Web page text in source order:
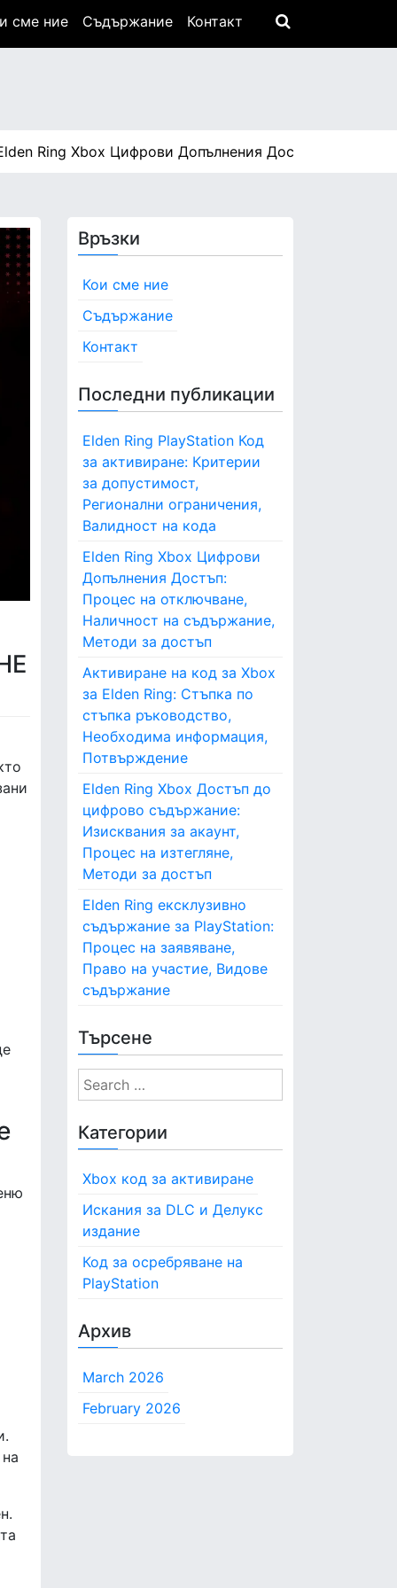
сме ние Съдържание Контакт
Xbox Цифрови Допълнения Достъп: Процес на
Връзки
Кои сме ние
Съдържание
Контакт
Последни публикации
Elden Ring PlayStation Код
за активиране: Критерии
за допустимост,
Регионални ограничения,
Валидност на кода
Elden Ring Xbox Цифрови
Допълнения Достъп:
Процес на отключване,
Наличност на съдържание,
Методи за достъп
Активиране на код за Xbox
за Elden Ring: Стъпка по
стъпка ръководство,
Необходима информация,
Потвърждение
Elden Ring Xbox Достъп до
цифрово съдържание:
Изисквания за акаунт,
Процес на изтегляне,
Методи за достъп
Elden Ring ексклузивно
съдържание за PlayStation:
Процес на заявяване,
Право на участие, Видове
съдържание
Търсене
S
e
a
r
h
o
Категории
Xbox код за активиране
Искания за DLC и Делукс
издание
Код за осребряване на
PlayStation
Архив
March 2026
February 2026